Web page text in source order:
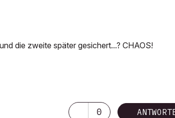
die zweite später gesichert...? CHAOS!
0